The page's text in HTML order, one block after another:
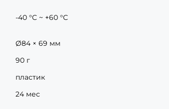
-40 °C ~ +60 °C
Ø84 × 69 мм
90 г
пластик
24 мес